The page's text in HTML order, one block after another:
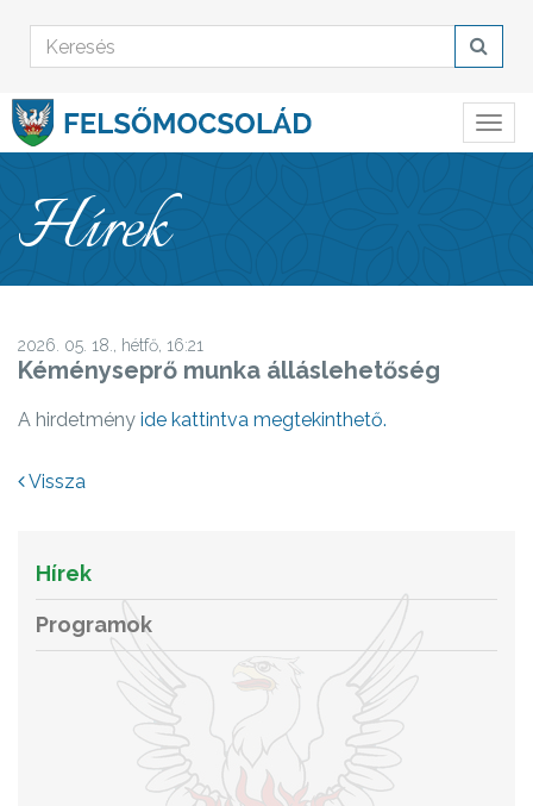
Hírek
2026. 05. 18., hétfő, 16:21
Kéményseprő munka álláslehetőség
A hirdetmény ide kattintva megtekinthető.
Vissza
Hírek
Programok